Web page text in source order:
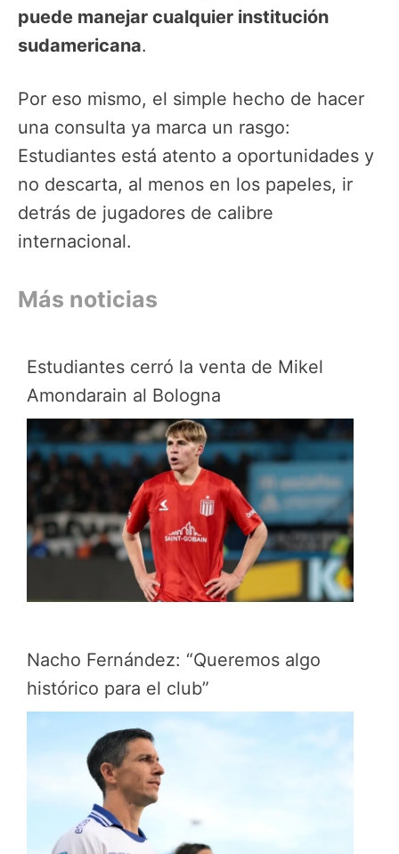
puede manejar cualquier institución
sudamericana.
Por eso mismo, el simple hecho de hacer
una consulta ya marca un rasgo:
Estudiantes está atento a oportunidades y
no descarta, al menos en los papeles, ir
detrás de jugadores de calibre
internacional.
Más noticias
Estudiantes cerró la venta de Mikel
Amondarain al Bologna
Nacho Fernández: “Queremos algo
histórico para el club”